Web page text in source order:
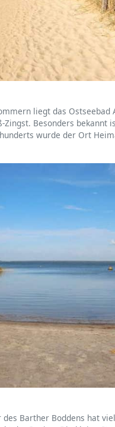
liegt das Ostseebad
Besonders bekannt
wurde der Ort
Barther Boddens hat